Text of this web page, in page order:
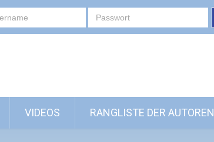
VIDEOS RANGLISTE DER AUTOREN